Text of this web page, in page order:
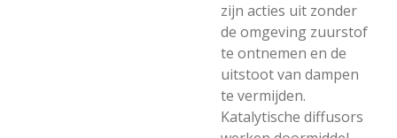
zijn acties uit zonder
de omgeving zuurstof
te ontnemen en de
uitstoot van dampen
te vermijden.
Katalytische diffusors